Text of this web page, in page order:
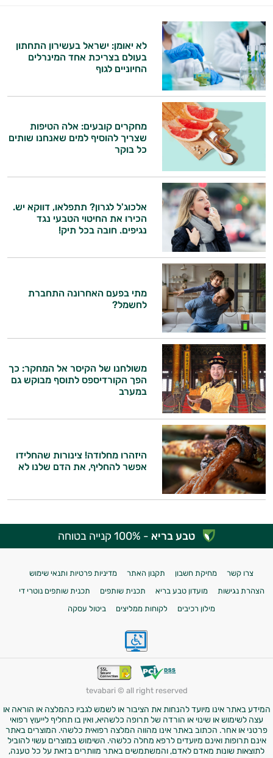
לא יאומן: ישראל בעשירון התחתון
בעולם בצריכת אחד המינרלים
החיוניים לגוף
מחקרים קובעים: אלה הטיפות
שצריך להוסיף למים שאנחנו שותים
כל בוקר
אלכוג'ל לגרון? תתפלאו, דווקא יש.
הכירו את החיטוי הטבעי נגד
נגיפים. חובה בכל תיק!
מתי בפעם האחרונה התחברת
לחשמל?
משולחנו של הקיסר אל המחקר: כך
הפך הקורדיספס לתוסף מבוקש גם
במערב
היזהרו מחלודה! צינורות שהחלידו
אפשר להחליף, את הדם שלנו לא
טבע בריא - 100% קנייה בטוחה
צרו קשר מחיקת חשבון תקנון האתר
מדיניות פרטיות ותנאי שימוש
הצהרת נגישות
מועדון טבע בריא תכנית שותפים
תכנית שותפים נוטרי די
מילון רכיבים
לקוחות ממליצים ביטול עסקה
tevabari © all right reserved
המידע באתר אינו מיועד להנחות את הציבור או לשמש לגביו כהמלצה או הוראה או
עצה לשימוש או שינוי או הורדה של תרופה כלשהיא, ואין בו תחליף לייעוץ רפואי
פרטני או אחר. הכתוב באתר אינו מהווה המלצה רפואית כלשהי. המוצרים באתר
אינם תרופות ואינם מיועדים לרפא מחלה כלשהי. השימוש במוצרים עשוי להוביל
לתוצאות שונות מאדם לאדם, והמשתמשים באתר מוותרים בזאת על כל טענה,